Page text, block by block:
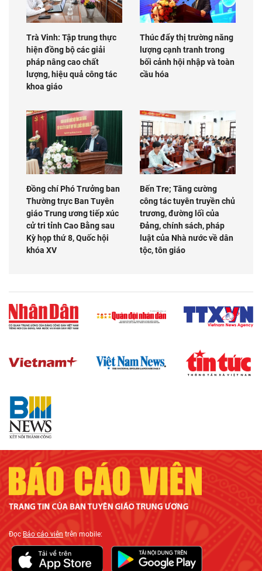
Trà Vinh: Tập trung thực
hiện đồng bộ các giải
pháp nâng cao chất
lượng, hiệu quả công tác
khoa giáo
Thúc đẩy thị trường năng
lượng cạnh tranh trong
bối cảnh hội nhập và toàn
cầu hóa
Đồng chí Phó Trưởng ban
Thường trực Ban Tuyên
giáo Trung ương tiếp xúc
cử tri tỉnh Cao Bằng sau
Kỳ họp thứ 8, Quốc hội
khóa XV
Bến Tre; Tăng cường
công tác tuyên truyền chủ
trương, đường lối của
Đảng, chính sách, pháp
luật của Nhà nước về dân
tộc, tôn giáo
ĐọcBáo cáo viên trên mobile: